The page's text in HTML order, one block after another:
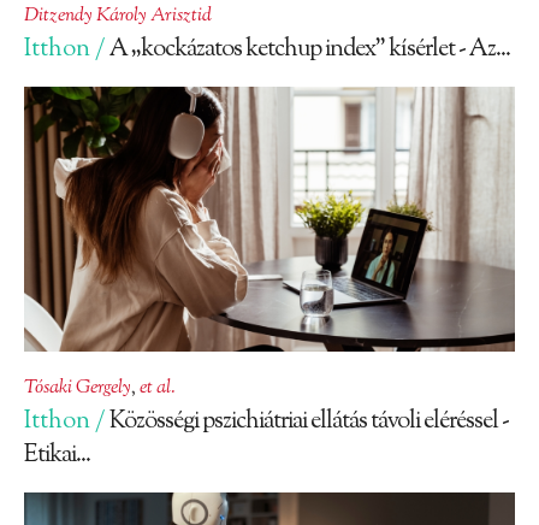
Ditzendy Károly Arisztid
Itthon /A „kockázatos ketchup index” kísérlet - Az...
Tósaki Gergely,et al.
Itthon /Közösségi pszichiátriai ellátás távoli eléréssel -
Etikai...